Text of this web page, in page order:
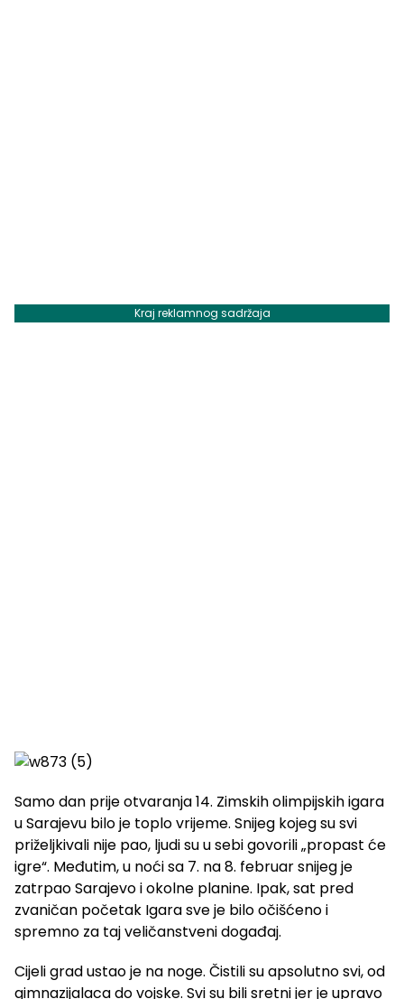
Kraj reklamnog sadržaja
Samo dan prije otvaranja 14. Zimskih olimpijskih igara
u Sarajevu bilo je toplo vrijeme. Snijeg kojeg su svi
priželjkivali nije pao, ljudi su u sebi govorili „propast će
igre“. Međutim, u noći sa 7. na 8. februar snijeg je
zatrpao Sarajevo i okolne planine. Ipak, sat pred
zvaničan početak Igara sve je bilo očišćeno i
spremno za taj veličanstveni događaj.
Cijeli grad ustao je na noge. Čistili su apsolutno svi, od
gimnazijalaca do vojske. Svi su bili sretni jer je upravo